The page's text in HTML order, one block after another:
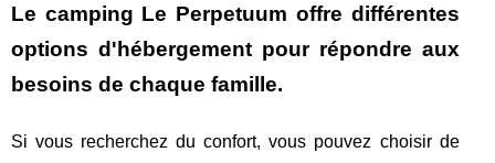
Le camping Le Perpetuum offre différentes
options d'hébergement pour répondre aux
besoins de chaque famille.
Si vous recherchez du confort, vous pouvez choisir de